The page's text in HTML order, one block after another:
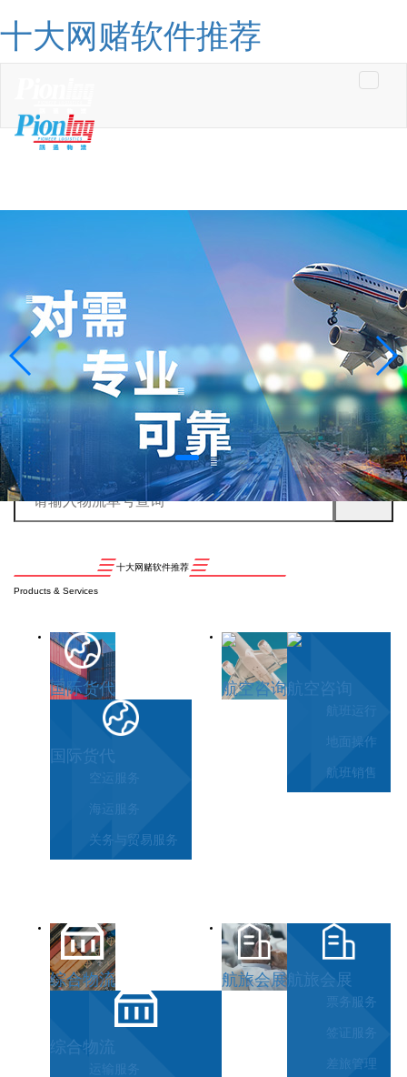
十大网赌软件推荐
十大网赌软件推荐
Products & Services
国际货代
国际货代
空运服务
海运服务
关务与贸易服务
航空咨询航空咨询
航班运行
地面操作
航班销售
综合物流
综合物流
运输服务
航旅会展航旅会展
票务服务
签证服务
差旅管理